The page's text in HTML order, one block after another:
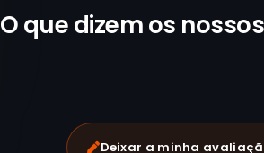
O que dizem os nossos
Deixar a minha